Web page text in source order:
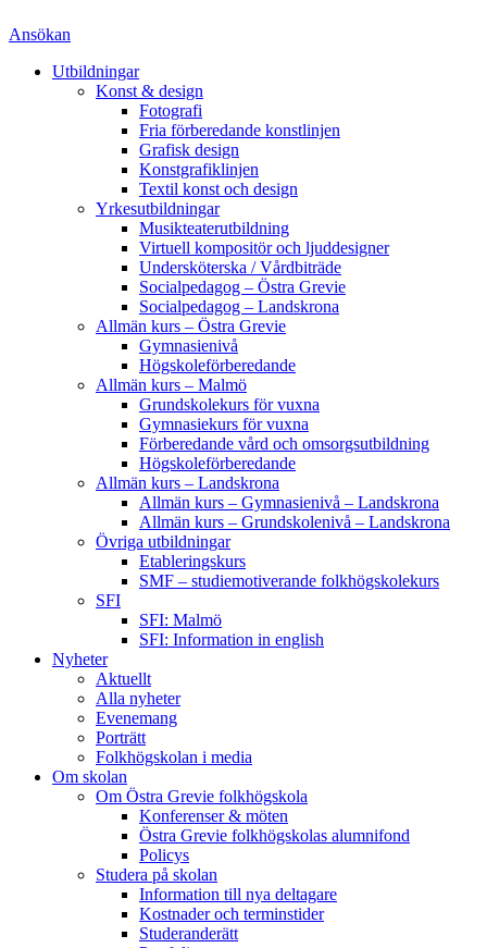
Ansökan
Utbildningar
Konst & design
Fotografi
Fria förberedande konstlinjen
Grafisk design
Konstgrafiklinjen
Textil konst och design
Yrkesutbildningar
Musikteaterutbildning
Virtuell kompositör och ljuddesigner
Undersköterska / Vårdbiträde
Socialpedagog – Östra Grevie
Socialpedagog – Landskrona
Allmän kurs – Östra Grevie
Gymnasienivå
Högskoleförberedande
Allmän kurs – Malmö
Grundskolekurs för vuxna
Gymnasiekurs för vuxna
Förberedande vård och omsorgsutbildning
Högskoleförberedande
Allmän kurs – Landskrona
Allmän kurs – Gymnasienivå – Landskrona
Allmän kurs – Grundskolenivå – Landskrona
Övriga utbildningar
Etableringskurs
SMF – studiemotiverande folkhögskolekurs
SFI
SFI: Malmö
SFI: Information in english
Nyheter
Aktuellt
Alla nyheter
Evenemang
Porträtt
Folkhögskolan i media
Om skolan
Om Östra Grevie folkhögskola
Konferenser & möten
Östra Grevie folkhögskolas alumnifond
Policys
Studera på skolan
Information till nya deltagare
Kostnader och terminstider
Studeranderätt